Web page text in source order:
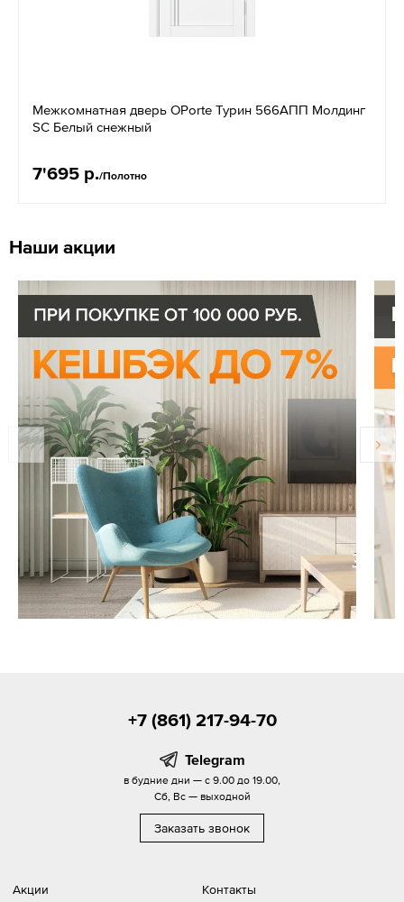
Межкомнатная дверь OPorte Турин 566АПП Молдинг
SC Белый снежный
7'695 р./Полотно
Наши акции
Акции Контакты
+7 (861) 217-94-70
Telegram
в будние дни — с 9.00 до 19.00,
Сб, Вс — выходной
Заказать звонок